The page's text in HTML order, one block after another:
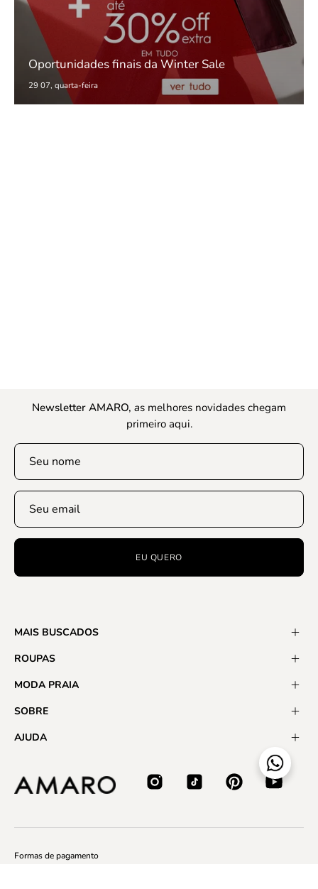
Oportunidades finais da Winter Sale
29 07, quarta-feira
Newsletter AMARO, as melhores novidades chegam
primeiro aqui.
EU QUERO
MAIS BUSCADOS
ROUPAS
MODA PRAIA
SOBRE
AJUDA
Formas de pagamento